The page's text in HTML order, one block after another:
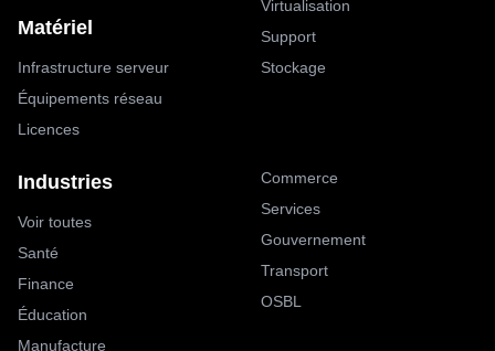
Matériel
Infrastructure serveur
Équipements réseau
Licences
Virtualisation
Support
Stockage
Industries
Voir toutes
Santé
Finance
Éducation
Manufacture
Commerce
Services
Gouvernement
Transport
OSBL